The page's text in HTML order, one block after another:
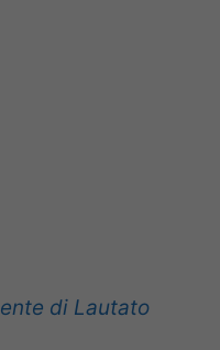
di Lautato